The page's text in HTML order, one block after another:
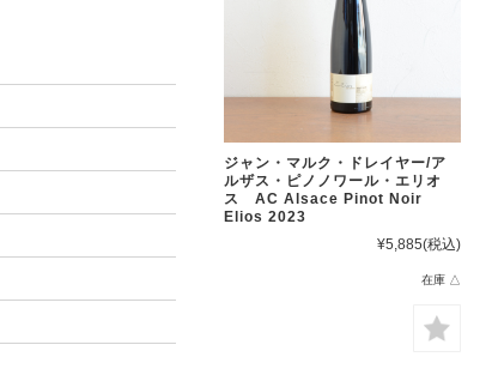
ジャン・マルク・ドレイヤー/ア
ルザス・ピノノワール・エリオ
ス AC Alsace Pinot Noir
Elios 2023
¥5,885(税込)
在庫 △